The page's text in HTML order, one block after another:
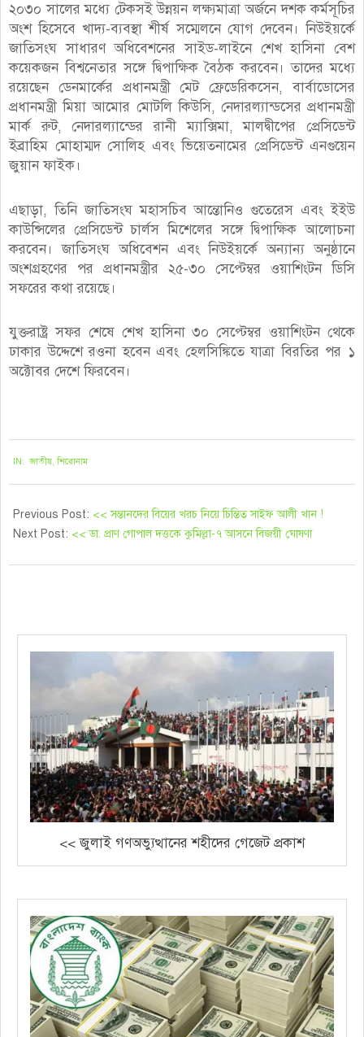
২০৩০ সালের মধ্যে টেকসই উন্নয়ন লক্ষ্যমাত্রা অর্জনে দশক কর্মসূচির
অংশ হিসেবে খাদ্য-ব্যবস্থা শীর্ষ সম্মেলনে যোগ দেবেন। নিউইয়র্কে
জাতিসংঘ সাধারণ অধিবেশনের সাইড-লাইনে শেখ হাসিনা বেশ
কয়েকজন বিশ্বনেতার সঙ্গে দ্বিপাক্ষিক বৈঠক করবেন। তাদের মধ্যে
রয়েছেন ডেনমার্কের প্রধানমন্ত্রী মেট ফ্রেডেরিকসেন, বার্বাডোসের
প্রধানমন্ত্রী মিয়া আমোর মোটলি কিউসি, নেদারল্যান্ডসের প্রধানমন্ত্রী
মার্ক রুট, নেদারল্যান্ডের রানী ম্যাক্সিমা, মালদ্বীপের প্রেসিডেন্ট
ইব্রাহিম মোহাম্মদ সোলিহ এবং ভিয়েতনামের প্রেসিডেন্ট এনগুয়েন
জুয়ান ফাইক।
এছাড়া, তিনি জাতিসংঘ মহাসচিব আন্তোনিও গুতেরেস এবং ইইউ
কাউন্সিলের প্রেসিডেন্ট চার্লস মিশেলের সঙ্গে দ্বিপাক্ষিক আলোচনা
করবেন। জাতিসংঘ অধিবেশন এবং নিউইয়র্কে অন্যান্য অনুষ্ঠানে
অংশগ্রহণের পর প্রধানমন্ত্রীর ২৫-৩০ সেপ্টেম্বর ওয়াশিংটন ডিসি
সফরের কথা রয়েছে।
যুক্তরাষ্ট্র সফর শেষে শেখ হাসিনা ৩০ সেপ্টেম্বর ওয়াশিংটন থেকে
ঢাকার উদ্দেশে রওনা হবেন এবং হেলসিঙ্কিতে যাত্রা বিরতির পর ১
অক্টোবর দেশে ফিরবেন।
IN: জাতীয়,শিরোনাম
Previous Post: << সন্তানদের বিয়ের খরচ নিয়ে চিন্তিত সাইফ আলী খান !
Next Post: << ডা. প্রাণ গোপাল দত্তকে কুমিল্লা-৭ আসনে বিজয়ী ঘোষণা
<< জুলাই গণঅভ্যুত্থানের শহীদের গেজেট প্রকাশ